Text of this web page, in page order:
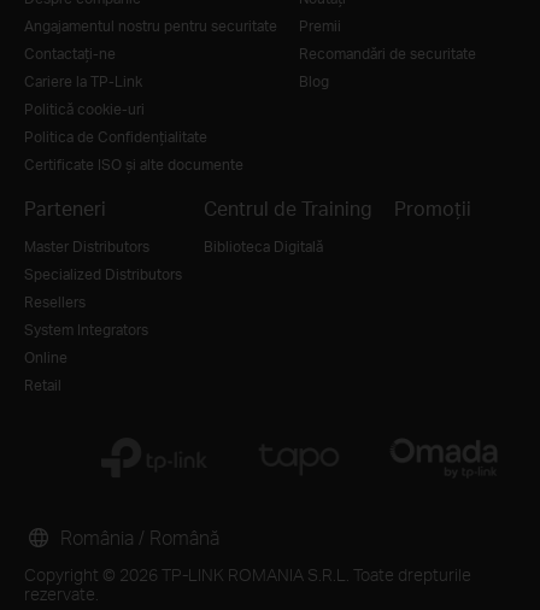
Angajamentul nostru pentru securitate
Contactați-ne
Cariere la TP-Link
Politică cookie-uri
Politica de Confidențialitate
Certificate ISO și alte documente
Premii
Recomandări de securitate
Blog
Parteneri
Master Distributors
Specialized Distributors
Resellers
System Integrators
Online
Retail
Centrul de Training
Biblioteca Digitală
Promoții
Copyright © 2026 TP-LINK ROMANIA S.R.L. Toate drepturile
rezervate.
România / Română